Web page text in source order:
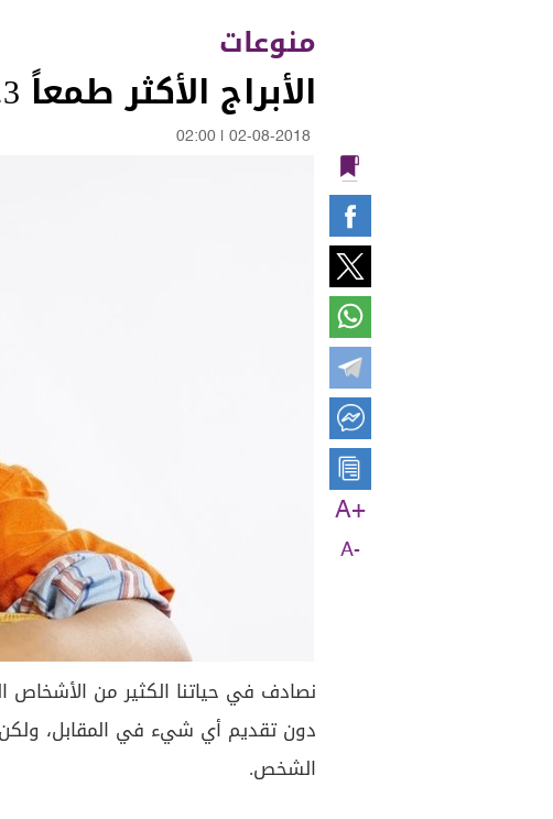
منوعات
الأبراج الأكثر طمعاً 3.. هل أنت بينها؟
02-08-2018
02:00
A+
A-
نصادف في حياتنا الكثير من
دون تقديم أي شيء في المقابل، ولكن
الشخص.